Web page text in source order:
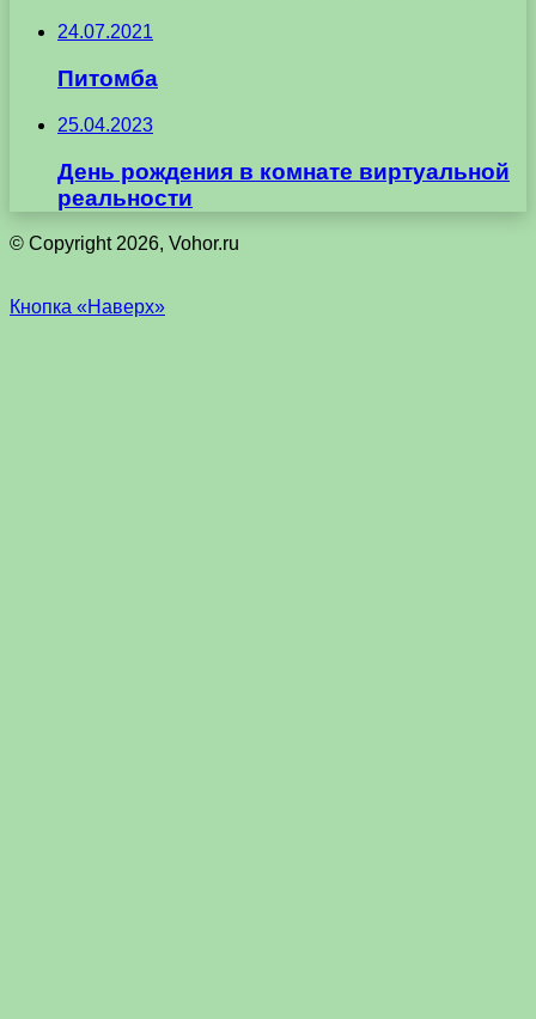
24.07.2021
Питомба
25.04.2023
День рождения в комнате виртуальной
реальности
© Copyright 2026, Vohor.ru
Кнопка «Наверх»